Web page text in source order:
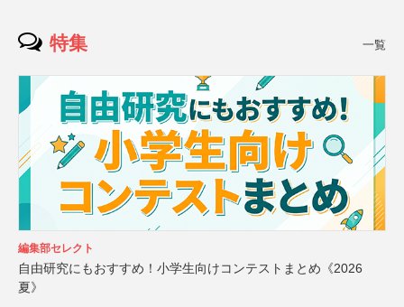
特集 一覧
編集部セレクト
自由研究にもおすすめ！小学生向けコンテストまとめ《2026
夏》